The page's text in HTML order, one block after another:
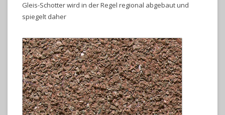
Gleis-Schotter wird in der Regel regional abgebaut und
spiegelt daher